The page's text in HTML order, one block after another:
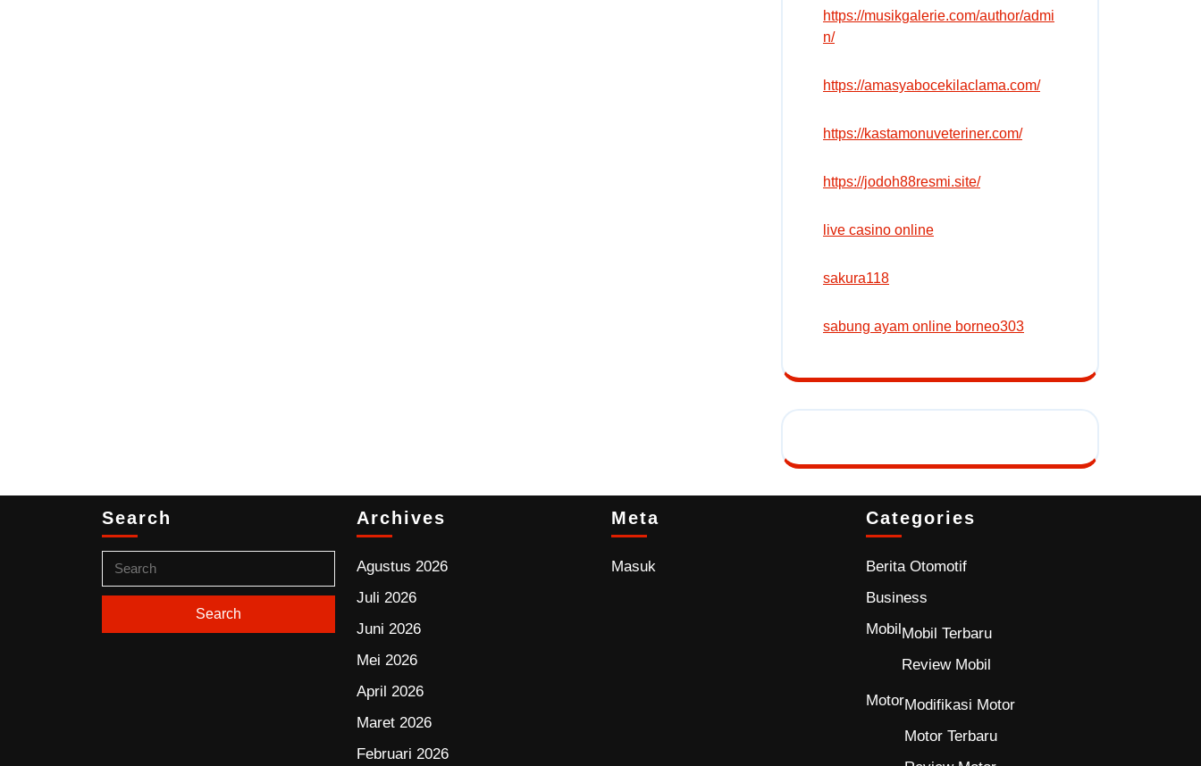
https://musikgalerie.com/author/admi
n/
https://amasyabocekilaclama.com/
https://kastamonuveteriner.com/
https://jodoh88resmi.site/
live casino online
sakura118
sabung ayam online borneo303
Search Archives
Agustus 2026
Juli 2026
Juni 2026
Mei 2026
April 2026
Maret 2026
Februari 2026
Meta
Masuk
Categories
Berita Otomotif
Business
MobilMobil Terbaru
Review Mobil
MotorModifikasi Motor
Motor Terbaru